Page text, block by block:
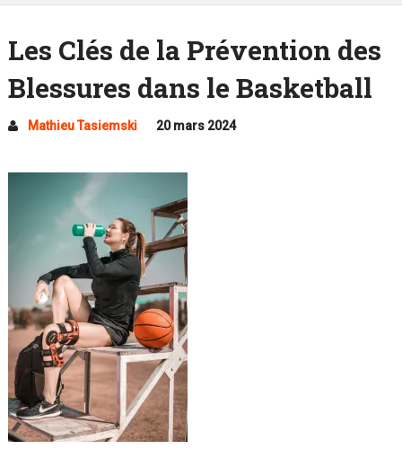
Les Clés de la Prévention des
Blessures dans le Basketball
Mathieu Tasiemski 20 mars 2024